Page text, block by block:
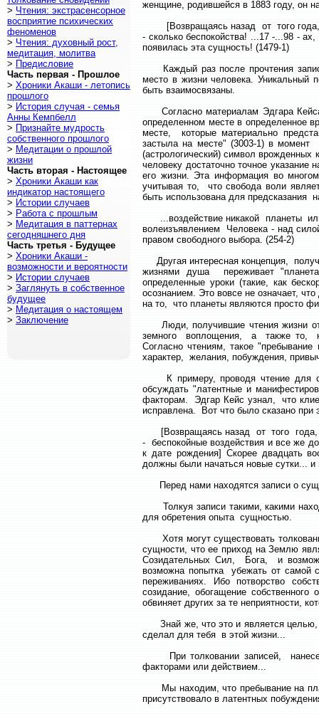
женщине, родившейся в 1883 году, он
[Возвращаясь назад от того года, в
- сколько беспокойства! ...17 -...98 -
появилась эта сущность! (1479-1)
Каждый раз после прочтения
место в жизни человека. Уникальный
быть взаимосвязаны.
Согласно материалам Эдгара
определенном месте в определенное
месте, которые материально
застыла на месте" (3003-1) в момент
(астрологический) символ врожденных
человеку достаточно точное
его жизни. Эта информация во
учитывая то, что свобода воли
быть использована для предсказания
...воздействие никакой планеты
волеизъявлением Человека - над
правом свободного выбора. (254-2)
Другая интересная концепция,
жизнями душа переживает
определенные уроки (такие, как
осознанием. Это вовсе не означает,
на то, что планеты являются просто
Люди, получившие чтения жизни от
земного воплощения, а также то,
Согласно чтениям, такое
характер, желания, побуждения,
К примеру, проводя чтение для
обсуждать "латентные и
факторам. Эдгар Кейс узнал, что
исправлена. Вот что было сказано при
[Возвращаясь назад от того года,
- беспокойные воздействия и все же
к дате рождения] Скорее двадцать
должны были начаться новые сутки... и
Перед нами находятся записи о
Толкуя записи такими, какими
для обретения опыта сущностью.
Хотя могут существовать
сущности, что ее приход на Землю
Созидательных Сил, Бога, и
возможна попытка убежать от самой
переживаниях. Ибо потворство
созидание, обогащение
обвиняет других за те неприятности,
Знай же, что это и является целью,
сделал для тебя в этой жизни...
При толковании записей,
факторами или действием...
Мы находим, что пребывание на
присутствовало в латентных
> Чтения: экстрасенсорное
восприятие психических
феноменов
> Чтения: духовный рост,
медитация, молитва
> Предисловие
Часть первая - Прошлое
> Хроники Акаши - летопись
прошлого
> История случая - семья
Анны Кемпбелл
> Признайте мудрость
собственного прошлого
> Медитации о прошлой
жизни
Часть вторая - Настоящее
> Хроники Акаши как
индикатор настоящего
> Истории случаев
> Работа с прошлым
> Медитация в паттернах
сегодняшнего дня
Часть третья - Будущее
> Хроники Акаши -
возможности и вероятности
> Истории случаев
> Заглянуть в собственное
будущее
> Медитация о настоящем
> Заключение